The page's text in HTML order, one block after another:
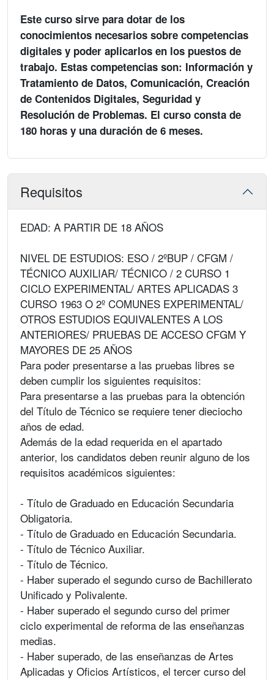
Este curso sirve para dotar de los
conocimientos necesarios sobre competencias
digitales y poder aplicarlos en los puestos de
trabajo. Estas competencias son: Información y
Tratamiento de Datos, Comunicación, Creación
de Contenidos Digitales, Seguridad y
Resolución de Problemas. El curso consta de
180 horas y una duración de 6 meses.
Requisitos
EDAD: A PARTIR DE 18 AÑOS
NIVEL DE ESTUDIOS: ESO / 2ºBUP / CFGM /
TÉCNICO AUXILIAR/ TÉCNICO / 2 CURSO 1
CICLO EXPERIMENTAL/ ARTES APLICADAS 3
CURSO 1963 O 2º COMUNES EXPERIMENTAL/
OTROS ESTUDIOS EQUIVALENTES A LOS
ANTERIORES/ PRUEBAS DE ACCESO CFGM Y
MAYORES DE 25 AÑOS
Para poder presentarse a las pruebas libres se
deben cumplir los siguientes requisitos:
Para presentarse a las pruebas para la obtención
del Título de Técnico se requiere tener dieciocho
años de edad.
Además de la edad requerida en el apartado
anterior, los candidatos deben reunir alguno de los
requisitos académicos siguientes:
- Título de Graduado en Educación Secundaria
Obligatoria.
- Título de Graduado en Educación Secundaria.
- Título de Técnico Auxiliar.
- Título de Técnico.
- Haber superado el segundo curso de Bachillerato
Unificado y Polivalente.
- Haber superado el segundo curso del primer
ciclo experimental de reforma de las enseñanzas
medias.
- Haber superado, de las enseñanzas de Artes
Aplicadas y Oficios Artísticos, el tercer curso del